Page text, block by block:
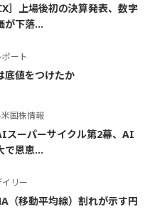
］上場後初の決算発表、数字
が下落...
ート
底値をつけたか
国株情報
スーパーサイクル第2幕、AI
で恩恵...
リー
（移動平均線）割れが示す円